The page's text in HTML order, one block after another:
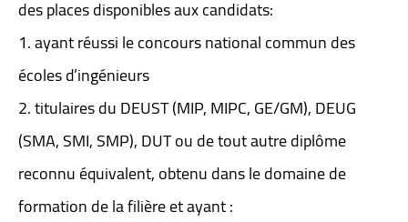
des places disponibles aux candidats:
1. ayant réussi le concours national commun des
écoles d’ingénieurs
2. titulaires du DEUST (MIP, MIPC, GE/GM), DEUG
(SMA, SMI, SMP), DUT ou de tout autre diplôme
reconnu équivalent, obtenu dans le domaine de
formation de la filière et ayant :